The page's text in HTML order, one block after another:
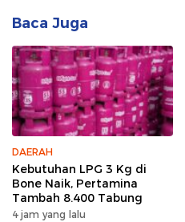
Baca Juga
DAERAH
Kebutuhan LPG 3 Kg di
Bone Naik, Pertamina
Tambah 8.400 Tabung
4 jam yang lalu